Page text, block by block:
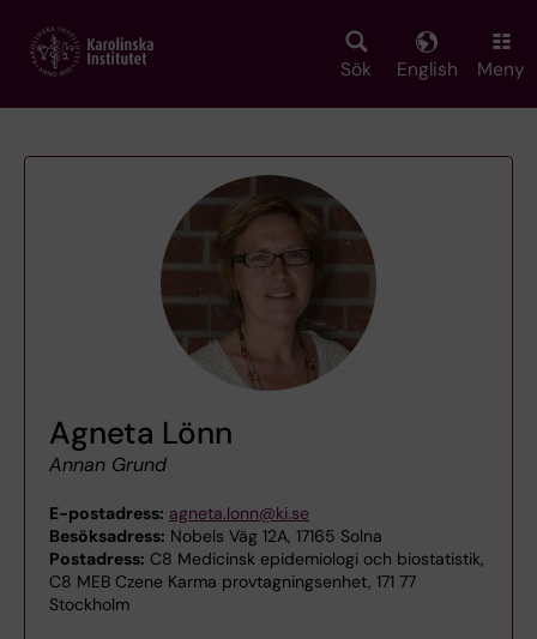
main
Sök English Meny
Agneta Lönn
Annan Grund
E-postadress: agneta.lonn@ki.se
Besöksadress: Nobels Väg 12A, 17165 Solna
Postadress: C8 Medicinsk epidemiologi och biostatistik,
C8 MEB Czene Karma provtagningsenhet, 171 77
Stockholm